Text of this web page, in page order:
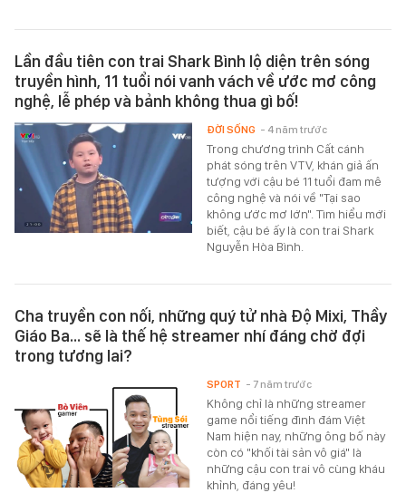
Lần đầu tiên con trai Shark Bình lộ diện trên sóng
truyền hình, 11 tuổi nói vanh vách về ước mơ công
nghệ, lễ phép và bảnh không thua gì bố!
Trong chương trình Cất cánh
phát sóng trên VTV, khán giả ấn
tượng với cậu bé 11 tuổi đam mê
công nghệ và nói về "Tại sao
không ước mơ lớn". Tìm hiểu mới
biết, cậu bé ấy là con trai Shark
Nguyễn Hòa Bình.
ĐỜI SỐNG - 4 năm trước
Cha truyền con nối, những quý tử nhà Độ Mixi, Thầy
Giáo Ba... sẽ là thế hệ streamer nhí đáng chờ đợi
trong tương lai?
Không chỉ là những streamer
game nổi tiếng đình đám Việt
Nam hiện nay, những ông bố này
còn có "khối tài sản vô giá" là
những cậu con trai vô cùng kháu
khỉnh, đáng yêu!
SPORT - 7 năm trước